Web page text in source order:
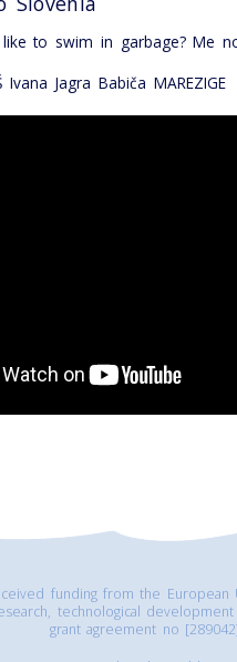
to swim in garbage? Me
Jagra Babiča MAREZIGE
funding from the European
technological
grant agreement no